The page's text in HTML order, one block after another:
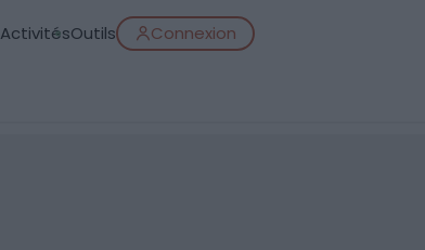
ActivitésOutils Connexion